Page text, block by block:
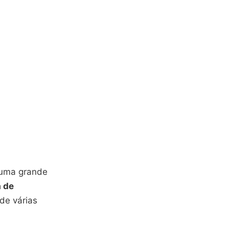
grande
de
várias